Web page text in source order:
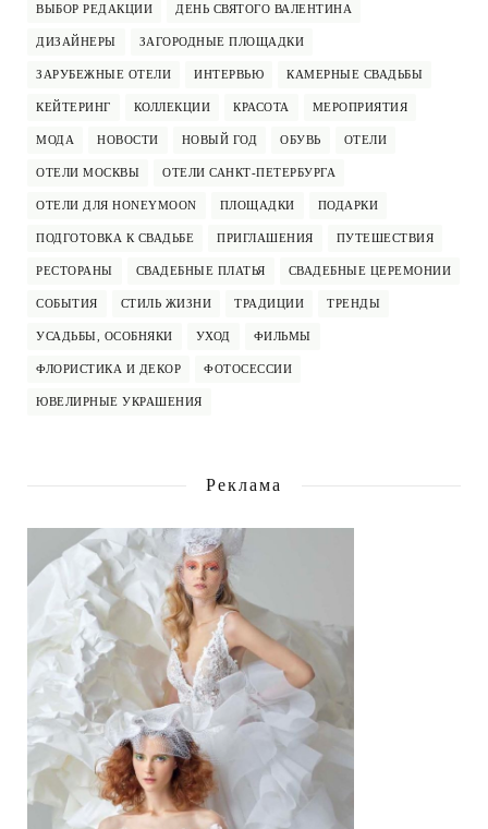
ВЫБОР РЕДАКЦИИ ДЕНЬ СВЯТОГО ВАЛЕНТИНА
ДИЗАЙНЕРЫ ЗАГОРОДНЫЕ ПЛОЩАДКИ
ЗАРУБЕЖНЫЕ ОТЕЛИ ИНТЕРВЬЮ КАМЕРНЫЕ СВАДЬБЫ
КЕЙТЕРИНГ КОЛЛЕКЦИИ КРАСОТА МЕРОПРИЯТИЯ
МОДА НОВОСТИ НОВЫЙ ГОД ОБУВЬ ОТЕЛИ
ОТЕЛИ МОСКВЫ ОТЕЛИ САНКТ-ПЕТЕРБУРГА
ОТЕЛИ ДЛЯ HONEYMOON ПЛОЩАДКИ ПОДАРКИ
ПОДГОТОВКА К СВАДЬБЕ ПРИГЛАШЕНИЯ ПУТЕШЕСТВИЯ
РЕСТОРАНЫ СВАДЕБНЫЕ ПЛАТЬЯ СВАДЕБНЫЕ ЦЕРЕМОНИИ
СОБЫТИЯ СТИЛЬ ЖИЗНИ ТРАДИЦИИ ТРЕНДЫ
УСАДЬБЫ, ОСОБНЯКИ УХОД ФИЛЬМЫ
ФЛОРИСТИКА И ДЕКОР ФОТОСЕССИИ
ЮВЕЛИРНЫЕ УКРАШЕНИЯ
Реклама